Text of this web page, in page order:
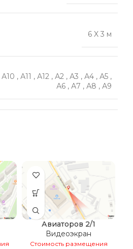
6 X 3 м
А10 , А11 , А12 , А2 , А3 , А4 , А5 ,
А6 , А7 , А8 , А9
Авиаторов 2/1
Видеоэкран
Стоимость размещения